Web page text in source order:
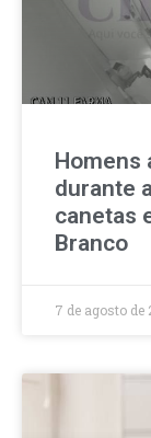
Homens
durante
canetas
Branco
7 de agosto de